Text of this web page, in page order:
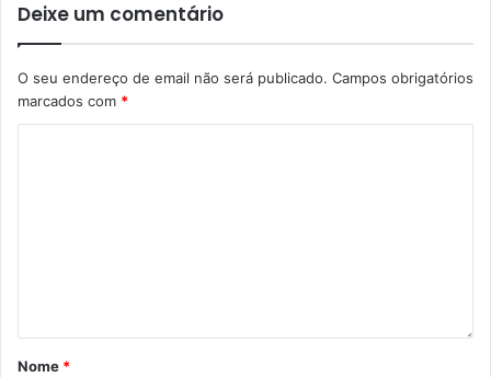
Deixe um comentário
O seu endereço de email não será publicado. Campos obrigatórios
marcados com *
Nome *